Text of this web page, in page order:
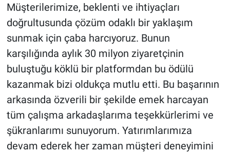
Müşterilerimize, beklenti ve ihtiyaçları
doğrultusunda çözüm odaklı bir yaklaşım
sunmak için çaba harcıyoruz. Bunun
karşılığında aylık 30 milyon ziyaretçinin
buluştuğu köklü bir platformdan bu ödülü
kazanmak bizi oldukça mutlu etti. Bu başarının
arkasında özverili bir şekilde emek harcayan
tüm çalışma arkadaşlarıma teşekkürlerimi ve
şükranlarımı sunuyorum. Yatırımlarımıza
devam ederek her zaman müşteri deneyimini